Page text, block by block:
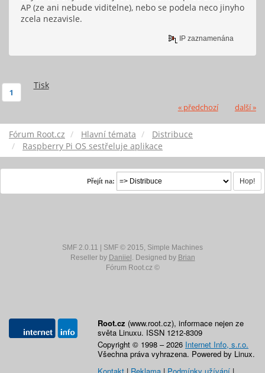
AP (ze ani nebude viditelne), nebo se podela neco jinyho
zcela nezavisle.
IP zaznamenána
Tisk
1
« předchozí další »
Fórum Root.cz Hlavní témata
Distribuce
Raspberry Pi OS sestřeluje aplikace
Přejít na:
SMF 2.0.11 SMF © 2015, Simple Machines
Reseller by Daniiel . Designed by Brian
Fórum Root.cz ©
Root.cz (www.root.cz), informace nejen ze
světa Linuxu. ISSN 1212-8309
Copyright © 1998 – 2026 Internet Info, s.r.o.
Všechna práva vyhrazena. Powered by Linux.